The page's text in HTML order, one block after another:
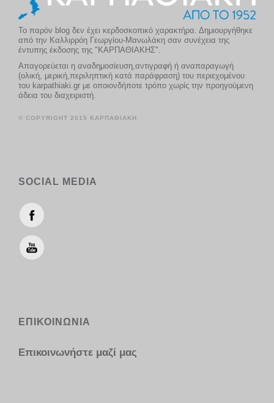
Το παρόν blog δεν έχει κερδοσκοπικό χαρακτήρα. Δημιουργήθηκε
από την Καλλιρρόη Γεωργίου-Μανωλάκη σαν συνέχεια της
έντυπης έκδοσης της "ΚΑΡΠΑΘΙΑΚΗΣ".
Απαγορεύεται η αναδημοσίευση,αντιγραφή ή αναπαραγωγή
(ολική, μερική,περιληπτική κατά παράφραση) του περιεχομένου
του karpathiaki.gr με οποιονδήποτε τρόπο χωρίς την προηγούμενη
άδεια του διαχειριστή.
© COPYRIGHT 2015 ΚΑΡΠΑΘΙΑΚΗ
SOCIAL MEDIA
ΕΠΙΚΟΙΝΩΝΙΑ
Επικοινωνήστε μαζί μας